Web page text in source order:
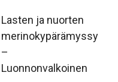
Lasten ja nuorten
merinokypärämyssy
–
Luonnonvalkoinen